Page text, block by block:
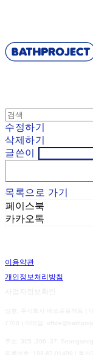
수정하기
삭제하기
글쓴이
목록으로 가기
페이스북
카카오톡
이용약관
개인정보처리방침
사업자정보확인
상호: 주식회사 배쓰프로젝트 |
7700 | 이메일:
주소: 305 ,306 ,37,
193-87-01409